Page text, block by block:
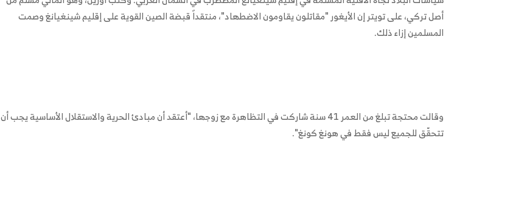
أصل تركي، على تويتر إن الأيغور "مقاتلون يقاومون الاضطهاد"، منتقداً قبضة الصين القوية على إقليم شينغيانغ وصمت
المسلمين إزاء ذلك.
وقالت محتجة تبلغ من العمر 41 سنة شاركت في التظاهرة مع زوجها، "أعتقد أن مبادئ الحرية والاستقلال الأساسية يجب أن
تتحقّق للجميع ليس فقط في هونغ كونغ".